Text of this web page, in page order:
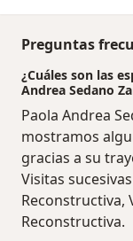
Preguntas
¿Cuáles son las
Andrea Sedano
Paola Andrea
mostramos
gracias a su
Visitas
Reconstructiva,
Reconstructiva.